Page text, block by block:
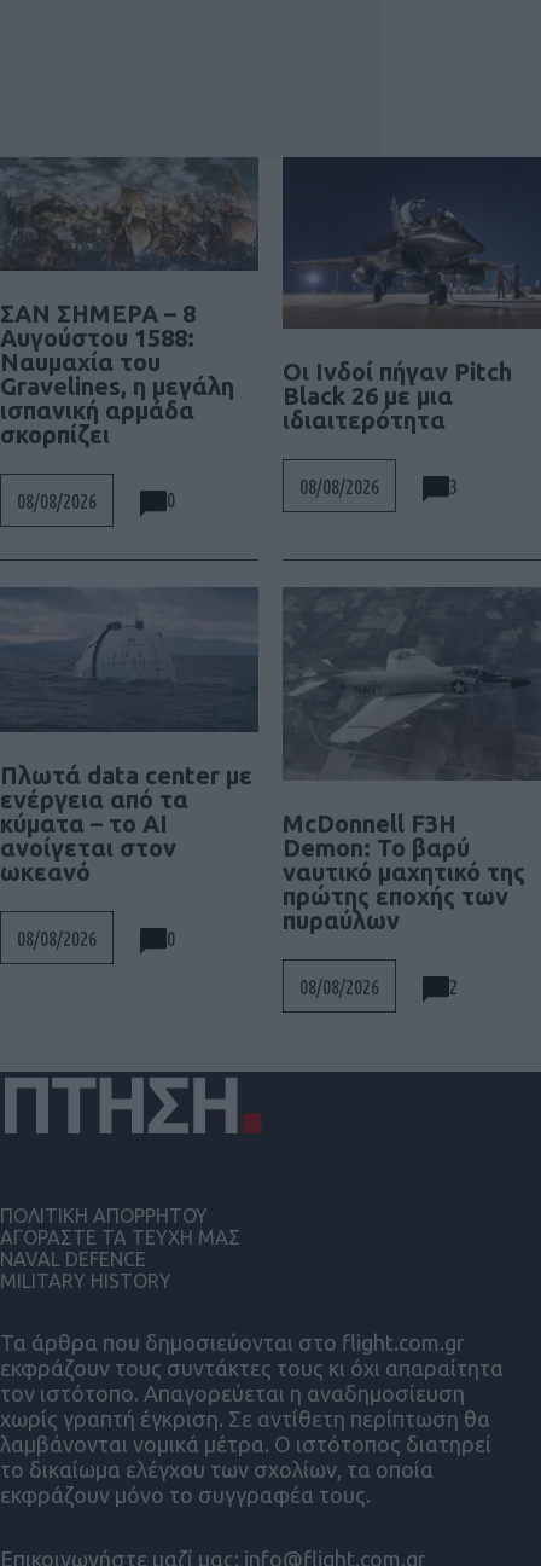
ΣΑΝ ΣΗΜΕΡΑ – 8
Αυγούστου 1588:
Ναυμαχία του
Gravelines, η μεγάλη
ισπανική αρμάδα
σκορπίζει
08/08/2026 0
Οι Ινδοί πήγαν Pitch
Black 26 με μια
ιδιαιτερότητα
08/08/2026 3
Πλωτά data center με
ενέργεια από τα
κύματα – το AI
ανοίγεται στον
ωκεανό
08/08/2026 0
McDonnell F3H
Demon: Το βαρύ
ναυτικό μαχητικό της
πρώτης εποχής των
πυραύλων
08/08/2026 2
Τα άρθρα που δημοσιεύονται στο flight.com.gr
εκφράζουν τους συντάκτες τους κι όχι απαραίτητα
τον ιστότοπο. Απαγορεύεται η αναδημοσίευση
χωρίς γραπτή έγκριση. Σε αντίθετη περίπτωση θα
λαμβάνονται νομικά μέτρα. Ο ιστότοπος διατηρεί
το δικαίωμα ελέγχου των σχολίων, τα οποία
εκφράζουν μόνο το συγγραφέα τους.
Επικοινωνήστε μαζί μας: info@flight.com.gr
ΠΟΛΙΤΙΚΗ ΑΠΟΡΡΗΤΟΥ
ΑΓΟΡΑΣΤΕ ΤΑ ΤΕΥΧΗ ΜΑΣ
NAVAL DEFENCE
MILITARY HISTORY